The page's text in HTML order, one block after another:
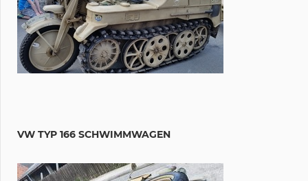
VW TYP 166 SCHWIMMWAGEN